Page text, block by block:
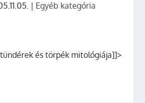
| Egyéb kategória
és törpék mitológiája]]>